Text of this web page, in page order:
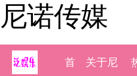
尼诺传媒
首
关于尼